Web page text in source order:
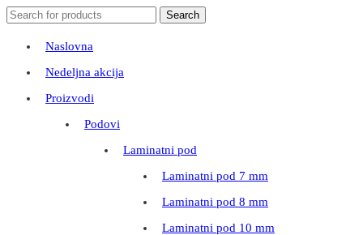
Search
for:
Search
Naslovna
Nedeljna akcija
Proizvodi
Podovi
Laminatni pod
Laminatni pod 7 mm
Laminatni pod 8 mm
Laminatni pod 10 mm